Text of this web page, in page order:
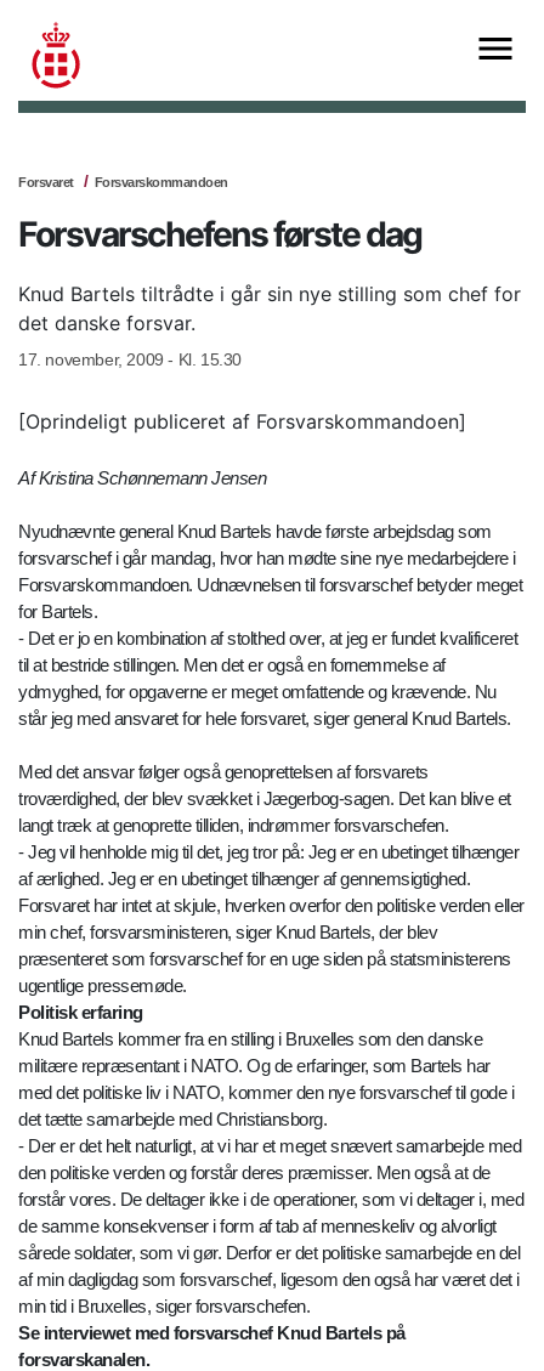
Forsvaret Forsvarskommandoen
Forsvarschefens første dag
Knud Bartels tiltrådte i går sin nye stilling som chef for
det danske forsvar.
17. november, 2009 - Kl. 15.30
[Oprindeligt publiceret af Forsvarskommandoen]
Af Kristina Schønnemann Jensen
Nyudnævnte general Knud Bartels havde første arbejdsdag som
forsvarschef i går mandag, hvor han mødte sine nye medarbejdere i
Forsvarskommandoen. Udnævnelsen til forsvarschef betyder meget
for Bartels.
- Det er jo en kombination af stolthed over, at jeg er fundet kvalificeret
til at bestride stillingen. Men det er også en fornemmelse af
ydmyghed, for opgaverne er meget omfattende og krævende. Nu
står jeg med ansvaret for hele forsvaret, siger general Knud Bartels.
Med det ansvar følger også genoprettelsen af forsvarets
troværdighed, der blev svækket i Jægerbog-sagen. Det kan blive et
langt træk at genoprette tilliden, indrømmer forsvarschefen.
- Jeg vil henholde mig til det, jeg tror på: Jeg er en ubetinget tilhænger
af ærlighed. Jeg er en ubetinget tilhænger af gennemsigtighed.
Forsvaret har intet at skjule, hverken overfor den politiske verden eller
min chef, forsvarsministeren, siger Knud Bartels, der blev
præsenteret som forsvarschef for en uge siden på statsministerens
ugentlige pressemøde.
Politisk erfaring
Knud Bartels kommer fra en stilling i Bruxelles som den danske
militære repræsentant i NATO. Og de erfaringer, som Bartels har
med det politiske liv i NATO, kommer den nye forsvarschef til gode i
det tætte samarbejde med Christiansborg.
- Der er det helt naturligt, at vi har et meget snævert samarbejde med
den politiske verden og forstår deres præmisser. Men også at de
forstår vores. De deltager ikke i de operationer, som vi deltager i, med
de samme konsekvenser i form af tab af menneskeliv og alvorligt
sårede soldater, som vi gør. Derfor er det politiske samarbejde en del
af min dagligdag som forsvarschef, ligesom den også har været det i
min tid i Bruxelles, siger forsvarschefen.
Se interviewet med forsvarschef Knud Bartels på
forsvarskanalen.